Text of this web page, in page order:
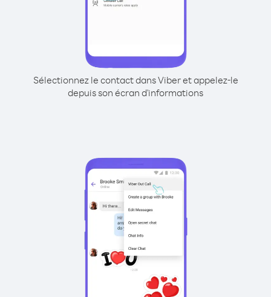
Sélectionnez le contact dans Viber et appelez-le
depuis son écran d'informations